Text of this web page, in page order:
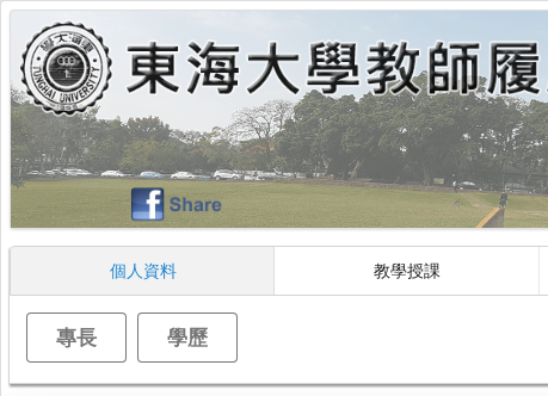
個人資料 教學授課
專長 學歷